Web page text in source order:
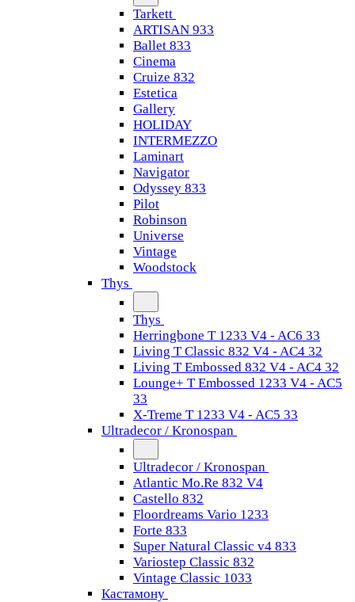
Tarkett
ARTISAN 933
Ballet 833
Cinema
Cruize 832
Estetica
Gallery
HOLIDAY
INTERMEZZO
Laminart
Navigator
Odyssey 833
Pilot
Robinson
Universe
Vintage
Woodstock
Thys
Thys
Herringbone T 1233 V4 - AC6 33
Living T Classic 832 V4 - AC4 32
Living T Embossed 832 V4 - AC4 32
Lounge+ T Embossed 1233 V4 - AC5
33
X-Treme T 1233 V4 - AC5 33
Ultradecor / Kronospan
Ultradecor / Kronospan
Atlantic Mo.Re 832 V4
Castello 832
Floordreams Vario 1233
Forte 833
Super Natural Classic v4 833
Variostep Classic 832
Vintage Classic 1033
Кастамону